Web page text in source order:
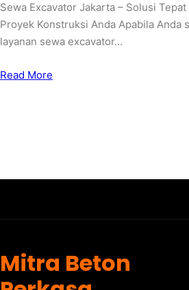
Sewa Excavator Jakarta – Solusi
Proyek Konstruksi Anda Apabila Anda
layanan sewa excavator…
Read More
Mitra Beton